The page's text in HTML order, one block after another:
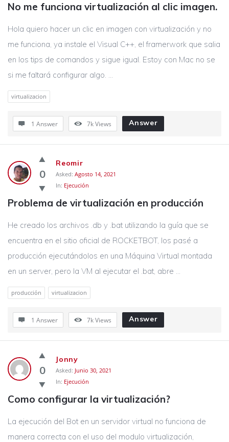
No me funciona virtualización al clic imagen.
Hola quiero hacer un clic en imagen con virtualización y no
me funciona, ya instale el Visual C++, el framerwork que salia
en los tips de comandos y sigue igual. Estoy con Mac no se
si me faltará configurar algo. ...
virtualizacion
1 Answer 7kViews Answer
0
Reomir
Asked: Agosto 14, 2021
In: Ejecución
Problema de virtualización en producción
He creado los archivos .db y .bat utilizando la guía que se
encuentra en el sitio oficial de ROCKETBOT, los pasé a
producción ejecutándolos en una Máquina Virtual montada
en un server, pero la VM al ejecutar el .bat, abre ...
producción virtualizacion
1 Answer 7kViews Answer
0
Jonny
Asked: Junio 30, 2021
In: Ejecución
Como configurar la virtualización?
La ejecución del Bot en un servidor virtual no funciona de
manera correcta con el uso del modulo virtualización,